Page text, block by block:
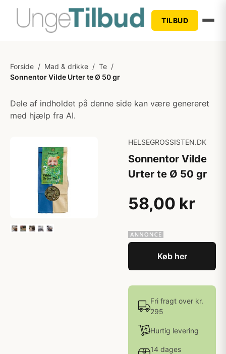
TILBUD
Forside / Mad & drikke / Te /
Sonnentor Vilde Urter te Ø 50 gr
Dele af indholdet på denne side kan være genereret
med hjælp fra AI.
HELSEGROSSISTEN.DK
Sonnentor Vilde
Urter te Ø 50 gr
58,00 kr
Køb her
Fri fragt over kr.
295
Hurtig levering
14 dages